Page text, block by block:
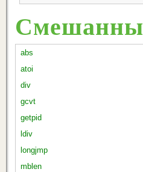
abs
atoi
div
gcvt
getpid
ldiv
longjmp
mblen